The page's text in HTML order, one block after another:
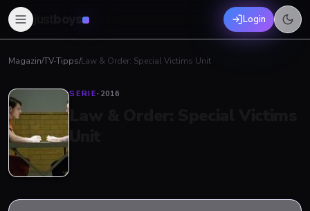
boys Login
Magazin/TV-Tipps/Law & Order: Special Victims Unit
SERIE· 2016